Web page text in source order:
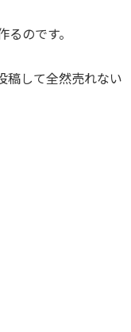
のです。
稿して全然売れない